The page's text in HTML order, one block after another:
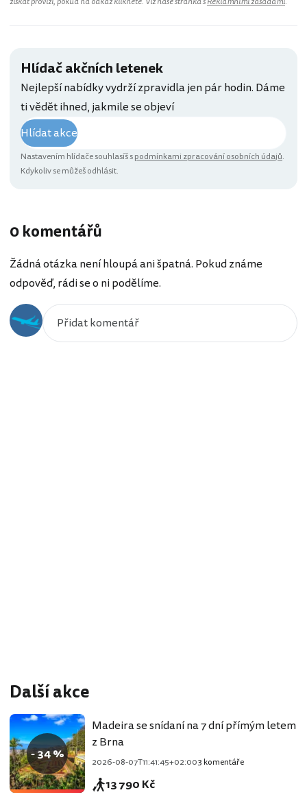
Hlídač akčních letenek
Nejlepší nabídky vydrží zpravidla jen pár hodin. Dáme
ti vědět ihned, jakmile se objeví
Hlídat akce
Nastavením hlídače souhlasíš spodmínkami zpracování osobních údajů.
Kdykoliv se můžeš odhlásit.
0 komentářů
Žádná otázka není hloupá ani špatná. Pokud známe
odpověď, rádi se o ni podělíme.
Další akce
- 34 %
Madeira se snídaní na 7 dní přímým letem
z Brna
2026-08-07T11:41:45+02:003 komentáře
13 790 Kč